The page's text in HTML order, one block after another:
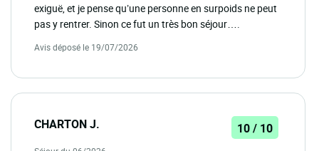
exiguë, et je pense qu’une personne en surpoids ne peut
pas y rentrer. Sinon ce fut un très bon séjour….
Avis déposé le 19/07/2026
CHARTON J. 10 / 10